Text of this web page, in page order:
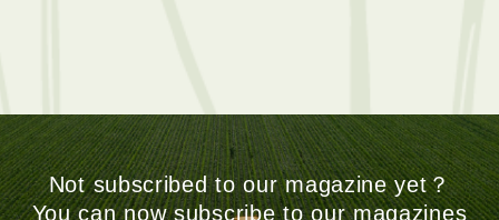
Not subscribed to our magazine yet？
You can now subscribe to our magazines